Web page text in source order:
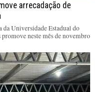
arrecadação de
Universidade Estadual do
neste mês de novembro